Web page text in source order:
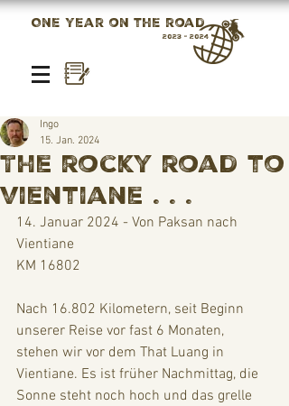
One year on the road
2023 - 2024
The rocky road to
Vientiane . . .
Ingo
15. Jan. 2024
14. Januar 2024 - Von Paksan nach
Vientiane
KM 16802
Nach 16.802 Kilometern, seit Beginn
unserer Reise vor fast 6 Monaten,
stehen wir vor dem That Luang in
Vientiane. Es ist früher Nachmittag, die
Sonne steht noch hoch und das grelle